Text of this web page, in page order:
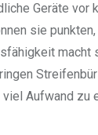
Geräte vor
sie
macht
Aufwand zu